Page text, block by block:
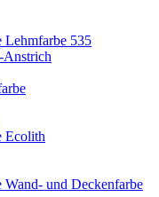
535
Ecolith
und Deckenfarbe